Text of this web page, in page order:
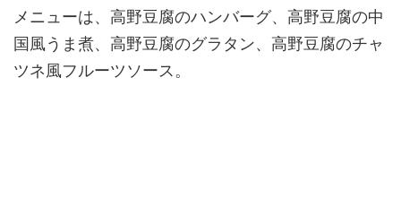
メニューは、高野豆腐のハンバーグ、高野豆腐の中
国風うま煮、高野豆腐のグラタン、高野豆腐のチャ
ツネ風フルーツソース。